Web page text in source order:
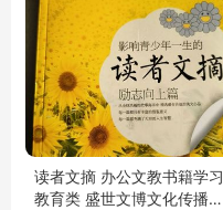
读者文摘 办公文教书籍学习
教育类 盛世文博文化传播中